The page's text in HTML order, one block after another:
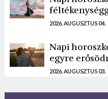
2026. AUGUSZTUS 04.
Napi
egyre
2026. AUGUSZTUS 03.